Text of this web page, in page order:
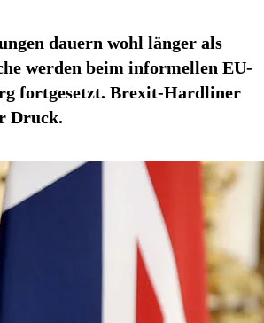
dauern wohl länger als
werden beim informellen EU-
fortgesetzt. Brexit-Hardliner
Druck.